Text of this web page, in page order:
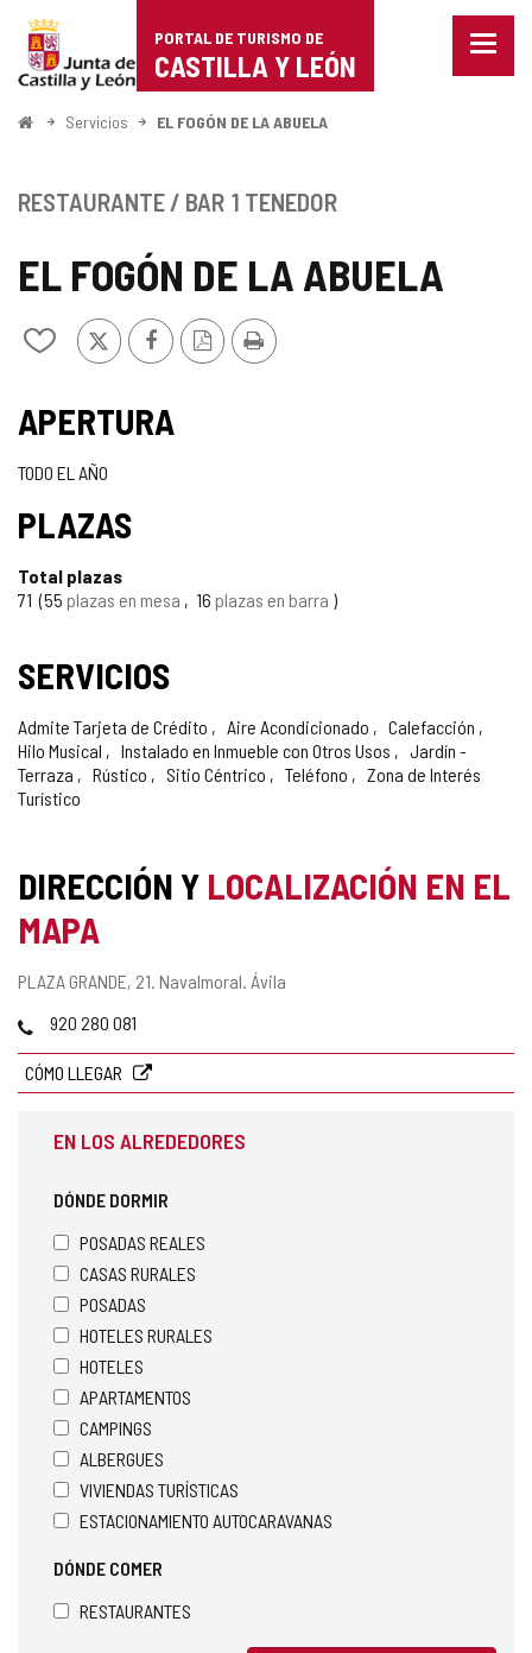
Portal
de
Turismo
Castilla
León
PORTAL DE TURISMO DE
CASTILLA Y LEÓN
Menu
InicioServicios EL FOGÓN DE LA ABUELA
EL FOGÓN DE LA ABUELA
Añadir/quitar
cuadernos
X FacebookVersión
PDF
Imprimir
RESTAURANTE / BAR 1 TENEDOR
APERTURA
TODO EL AÑO
PLAZAS
Total plazas
71 55 plazas en mesa 16 plazas en barra
SERVICIOS
Admite Tarjeta de Crédito Aire Acondicionado
Calefacción
Hilo Musical
Instalado en Inmueble con Otros Usos
Jardín -
Terraza
Rústico Sitio Céntrico Teléfono
Zona de Interés
Turístico
DIRECCIÓN Y LOCALIZACIÓN EN EL
MAPA
Dirección
PLAZA GRANDE, 21. Navalmoral. Ávila
Teléfonos
920 280 081
CÓMO LLEGAR
EN LOS ALREDEDORES
DÓNDE DORMIR
POSADAS REALES
CASAS RURALES
POSADAS
HOTELES RURALES
HOTELES
APARTAMENTOS
CAMPINGS
ALBERGUES
VIVIENDAS TURÍSTICAS
ESTACIONAMIENTO AUTOCARAVANAS
DÓNDE COMER
RESTAURANTES